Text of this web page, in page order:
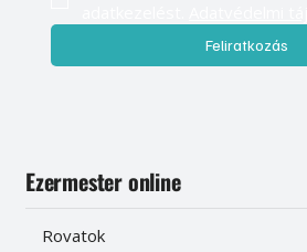
Feliratkozás
Ezermester online
Rovatok